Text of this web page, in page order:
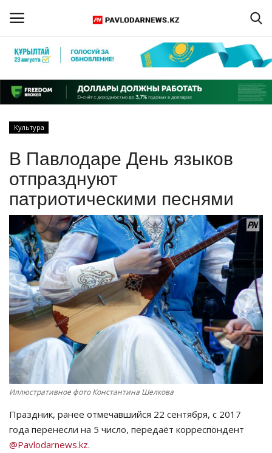
Регистрация
Главная
ПАВЛОДАРСКАЯ ОБЛАСТЬ
КАЗАХСТАН
МИР
СПЕЦПРОЕКТЫ
СПОРТ
Чек-лист
РАЗВЛЕЧЕНИЯ
OFFICIAL
Курултай
Язык
Культура
В Павлодаре День языков
отпразднуют
патриотическими песнями
Иллюстративное фото Константина Шелкова
Праздник, ранее отмечавшийся 22 сентября, с 2017
года перенесли на 5 число, передаёт корреспондент
@Pavlodarnews.kz.